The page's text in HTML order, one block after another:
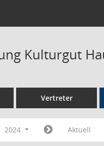
Kulturgut
Vertreter
2024 Aktuell